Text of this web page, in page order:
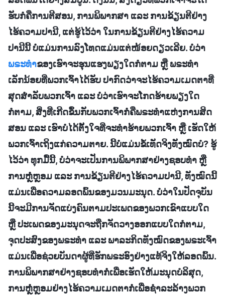
ຮັບກໍຄືການຕີສອນ, ການພິພາກສາ ແລະ ການຂ້ຽນຕີຢ່າງ
ໄຮ້ຄວາມປານີ, ແຕ່ຮູ້ໄວ້ວ່າ ໃນການຂ້ຽນຕີຢ່າງໄຮ້ຄວາມ
ປານີນີ້ ບໍ່ແມ່ນການລົງໂທດແມ່ນແຕ່ໜ້ອຍດຽວເລີຍ. ບໍ່ວ່າ
ພຣະທຳຂອງເຮົາຈະຮຸນແຮງພຽງໃດກໍຕາມ ຫຼື ພຣະທໍາ
ເລັກນ້ອຍທີ່ພວກເຈົ້າໄດ້ຮັບ ປາກົດວ່າຈະໄຮ້ຄວາມເມດຕາທີ່
ສຸດສໍາລັບພວກເຈົ້າ ແລະ ບໍ່ວ່າເຮົາຈະໂກດຮ້າຍພຽງໃດ
ກໍຕາມ, ສິ່ງທີ່ເກີດຂຶ້ນກັບພວກເຈົ້າກໍ່ຄືພຣະທຳແຫ່ງການສິດ
ສອນ ແລະ ເຮົາບໍ່ໄດ້ຕັ້ງໃຈທີ່ຈະທຳຮ້າຍພວກເຈົ້າ ຫຼື ເຮັດໃຫ້
ພວກເຈົ້າເຖິງແກ່ຄວາມຕາຍ. ນີ້ບໍ່ແມ່ນຂໍ້ເທັດຈິງທັງໝົດບໍ? ຮູ້
ໄວ້ວ່າ ທຸກມື້ນີ້, ບໍ່ວ່າຈະເປັນການພິພາກສາຢ່າງຊອບທຳ ຫຼື
ການຫຼໍ່ຫຼອມ ແລະ ການຂ້ຽນຕີຢ່າງໄຮ້ຄວາມປານີ, ທັງໝົດນີ້
ແມ່ນເພື່ອຄວາມລອດພົ້ນຂອງມວນມະນຸດ. ບໍ່ວ່າໃນປັດຈຸບັນ
ນີ້ຈະມີການຈັດແບ່ງຄົນຕາມປະເພດຂອງພວກເຂົາແບບໃດ
ຫຼື ປະເພດຂອງມະນຸດຈະຖືກຈັດວາງອອກແບບໃດກໍຕາມ,
ຈຸດປະສົງຂອງພຣະທໍາ ແລະ ພາລະກິດທັງໝົດຂອງພຣະເຈົ້າ
ແມ່ນເພື່ອຊ່ວຍບັນດາຜູ້ທີ່ຮັກພຣະອົງຢ່າງແທ້ຈິງໃຫ້ລອດພົ້ນ.
ການພິພາກສາຢ່າງຊອບທຳກໍ່ເພື່ອເຮັດໃຫ້ມະນຸດບໍລິສຸດ,
ການຫຼໍ່ຫຼອມຢ່າງໄຮ້ຄວາມເມດຕາກໍ່ເພື່ອຊຳລະລ້າງພວກ